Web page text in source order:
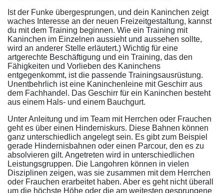
Ist der Funke übergesprungen, und dein Kaninchen zeigt
waches Interesse an der neuen Freizeitgestaltung, kannst
du mit dem Training beginnen. Wie ein Training mit
Kaninchen im Einzelnen aussieht und aussehen sollte,
wird an anderer Stelle erläutert.) Wichtig für eine
artgerechte Beschäftigung und ein Training, das den
Fähigkeiten und Vorlieben des Kaninchens
entgegenkommt, ist die passende Trainingsausrüstung.
Unentbehrlich ist eine Kaninchenleine mit Geschirr aus
dem Fachhandel. Das Geschirr für ein Kaninchen besteht
aus einem Hals- und einem Bauchgurt.
Unter Anleitung und im Team mit Herrchen oder Frauchen
geht es über einen Hinderniskurs. Diese Bahnen können
ganz unterschiedlich angelegt sein. Es gibt zum Beispiel
gerade Hindernisbahnen oder einen Parcour, den es zu
absolvieren gilt. Angetreten wird in unterschiedlichen
Leistungsgruppen. Die Langohren können in vielen
Disziplinen zeigen, was sie zusammen mit dem Herrchen
oder Frauchen erarbeitet haben. Aber es geht nicht überall
um die höchste Höhe oder die am weitesten gesprungene